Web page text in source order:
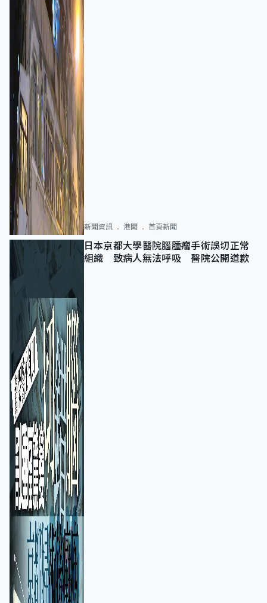
新聞資訊 港聞 首頁新聞
日本京都大學醫院腦腫瘤手術誤切正常
組織 致病人無法呼吸 醫院公開道歉